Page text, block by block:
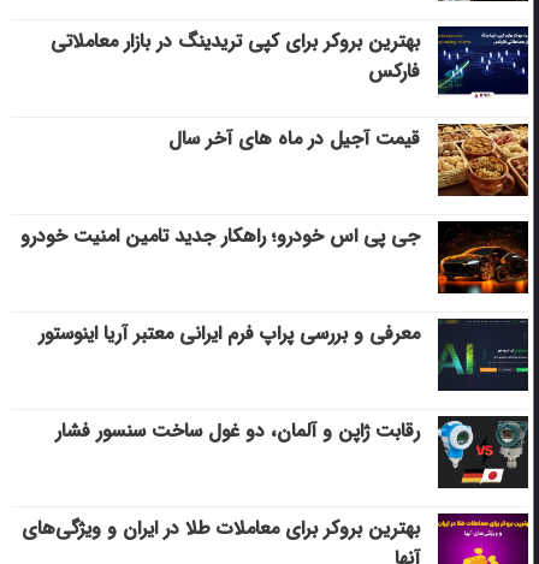
بهترین بروکر برای کپی‌ تریدینگ در بازار معاملاتی
فارکس
قیمت آجیل در ماه های آخر سال
جی پی اس خودرو؛ راهکار جدید تامین امنیت خودرو
معرفی و بررسی پراپ فرم ایرانی معتبر آریا اینوستور
رقابت ژاپن و آلمان، دو غول ساخت سنسور فشار
بهترین بروکر برای معاملات طلا در ایران و ویژگی‌های